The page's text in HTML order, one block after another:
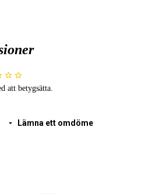
att betygsätta.
Lämna ett omdöme